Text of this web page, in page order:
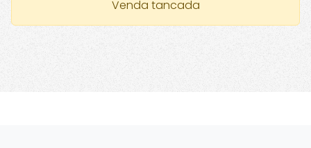
Venda tancada